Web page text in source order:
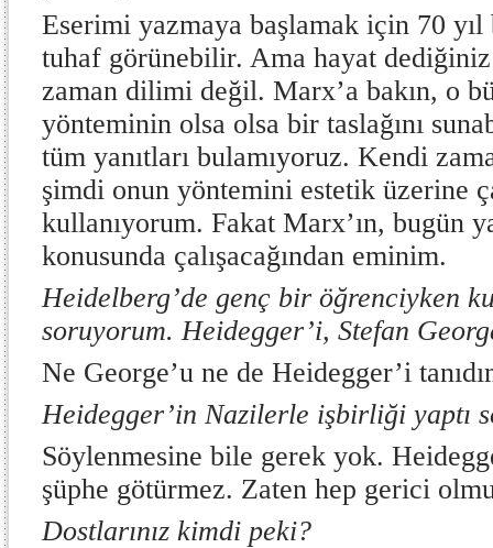
Eserimi yazmaya başlamak için 70
tuhaf görünebilir. Ama hayat
zaman dilimi değil. Marx’a bakın, o
yönteminin olsa olsa bir taslağını
tüm yanıtları bulamıyoruz. Kendi
şimdi onun yöntemini estetik üzerine
kullanıyorum. Fakat Marx’ın, bugün
konusunda çalışacağından eminim.
Heidelberg’de genç bir öğrenciyken
soruyorum. Heidegger’i, Stefan
Ne George’u ne de Heidegger’i
Heidegger’in Nazilerle işbirliği yaptı
Söylenmesine bile gerek yok.
şüphe götürmez. Zaten hep gerici
Dostlarınız kimdi peki?